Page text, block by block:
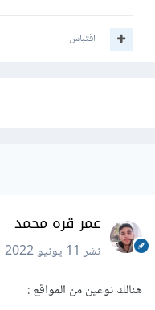
اقتباس
عمر قره محمد
نشر11 يونيو 2022
هنالك نوعين من المواقع :